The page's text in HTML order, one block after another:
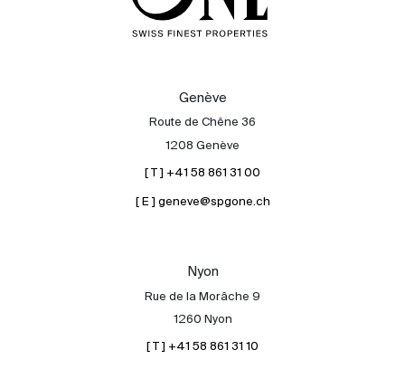
Acheter
International
Vendre
Genève
Route de Chêne 36
1208 Genève
[ T ] +41 58 861 31 00
[ E ] geneve@spgone.ch
Nyon
Rue de la Morâche 9
1260 Nyon
[ T ] +41 58 861 31 10